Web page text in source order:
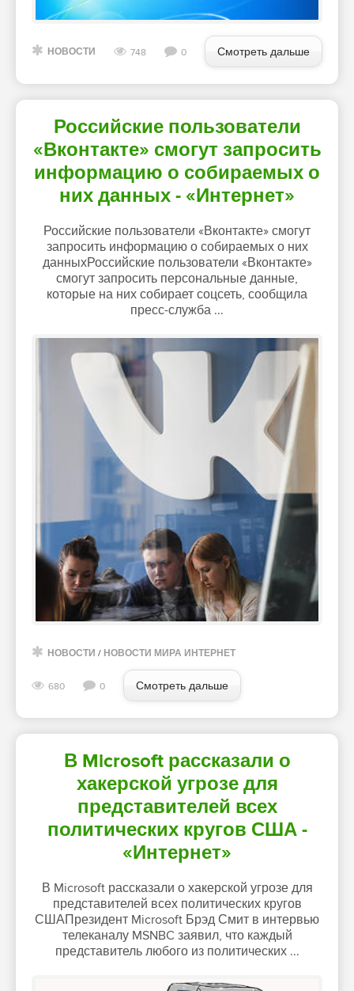
НОВОСТИ 748 0 Смотреть дальше
Российские пользователи
«Вконтакте» смогут запросить
информацию о собираемых о
них данных - «Интернет»
Российские пользователи «Вконтакте» смогут
запросить информацию о собираемых о них
данныхРоссийские пользователи «Вконтакте»
смогут запросить персональные данные,
которые на них собирает соцсеть, сообщила
пресс-служба ...
НОВОСТИ / НОВОСТИ МИРА ИНТЕРНЕТ
680 0 Смотреть дальше
В Microsoft рассказали о
хакерской угрозе для
представителей всех
политических кругов США -
«Интернет»
В Microsoft рассказали о хакерской угрозе для
представителей всех политических кругов
СШАПрезидент Microsoft Брэд Смит в интервью
телеканалу MSNBC заявил, что каждый
представитель любого из политических ...